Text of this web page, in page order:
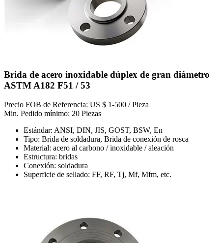
Brida de acero inoxidable dúplex de gran diámetro
ASTM A182 F51 / 53
Precio FOB de Referencia: US $ 1-500 / Pieza
Min. Pedido mínimo: 20 Piezas
Estándar: ANSI, DIN, JIS, GOST, BSW, En
Tipo: Brida de soldadura, Brida de conexión de rosca
Material: acero al carbono / inoxidable / aleación
Estructura: bridas
Conexión: soldadura
Superficie de sellado: FF, RF, Tj, Mf, Mfm, etc.